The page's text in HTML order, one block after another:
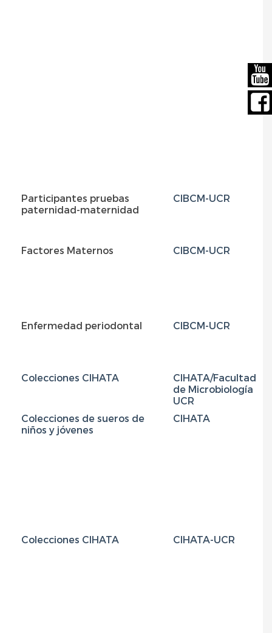
Participantes pruebas
paternidad-maternidad
CIBCM-UCR
Factores Maternos CIBCM-UCR
Enfermedad periodontal CIBCM-UCR
Colecciones CIHATA
CIHATA/Facultad
de Microbiología
UCR
Colecciones de sueros de
niños y jóvenes
CIHATA
Colecciones CIHATA CIHATA-UCR